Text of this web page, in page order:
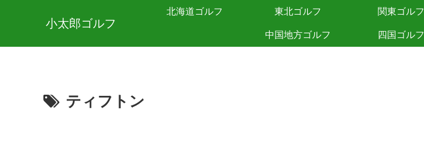
小太郎ゴルフ
北海道ゴルフ 東北ゴルフ 関東ゴルフ
中国地方ゴルフ 四国ゴルフ
ティフトン